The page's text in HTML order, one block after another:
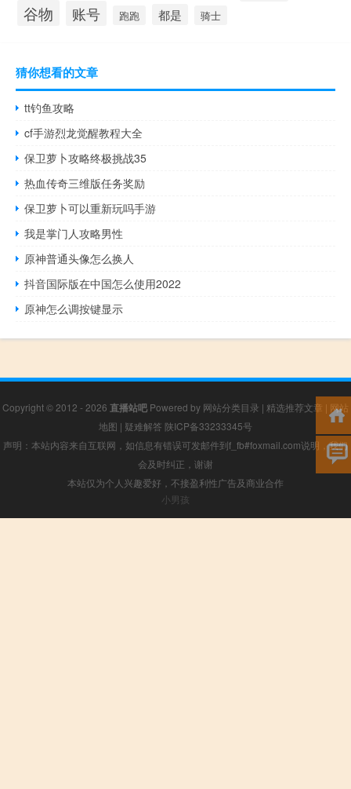
谷物 账号 跑跑 都是 骑士
猜你想看的文章
tt钓鱼攻略
cf手游烈龙觉醒教程大全
保卫萝卜攻略终极挑战35
热血传奇三维版任务奖励
保卫萝卜可以重新玩吗手游
我是掌门人攻略男性
原神普通头像怎么换人
抖音国际版在中国怎么使用2022
原神怎么调按键显示
Copyright © 2012 - 2026 直播站吧 Powered by 网站分类目录 | 精选推荐文章 | 网站
地图 | 疑难解答 陕ICP备33233345号
声明：本站内容来自互联网，如信息有错误可发邮件到f_fb#foxmail.com说明，我们
会及时纠正，谢谢
本站仅为个人兴趣爱好，不接盈利性广告及商业合作
小男孩